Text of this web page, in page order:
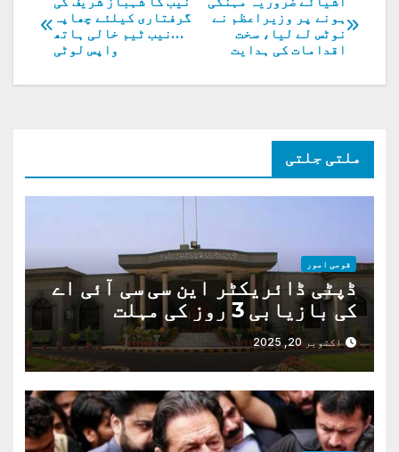
پوسٹوں
کی
نیویگیشن
گرفتاری کیلئے چھاپہ
…نیب ٹیم خالی ہاتھ
واپس لوٹی
ہونے پر وزیراعظم نے
نوٹس لے لیا، سخت
اقدامات کی ہدایت
ملتی جلتی
قومی امور
ڈپٹی ڈائریکٹر این سی سی آئی اے
کی بازیابی 3 روز کی مہلت
اکتوبر 20, 2025